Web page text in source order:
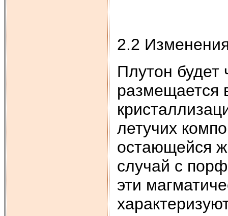
2.2
Плутон
размещается
летучих
остающейся
случай с
эти